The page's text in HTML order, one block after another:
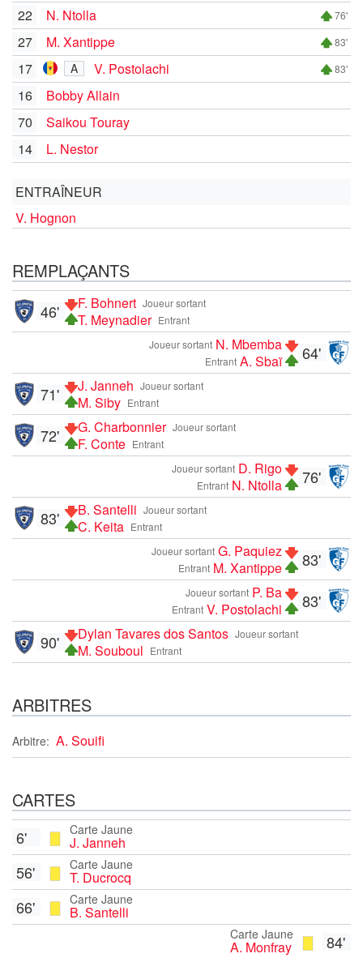
22 N. Ntolla 76'
27 M. Xantippe 83'
17 A V. Postolachi 83'
16
Bobby Allain
70
Saikou Touray
14
L. Nestor
ENTRAÎNEUR
V. Hognon
REMPLAÇANTS
Joueur sortant
F. Bohnert
Entrant
T. Meynadier
46'
64'
Joueur sortant N. Mbemba
Entrant A. Sbaï
Joueur sortant
J. Janneh
Entrant
M. Siby
71'
Joueur sortant
G. Charbonnier
Entrant
F. Conte
72'
76'
Joueur sortant D. Rigo
Entrant N. Ntolla
Joueur sortant
B. Santelli
Entrant
C. Keita
83'
83'
Joueur sortant G. Paquiez
Entrant M. Xantippe
83'
Joueur sortant P. Ba
Entrant V. Postolachi
Joueur sortant
Dylan Tavares dos Santos
Entrant
M. Souboul
90'
ARBITRES
Arbitre: A. Souifi
CARTES
Carte Jaune
J. Janneh
6'
Carte Jaune
T. Ducrocq
56'
Carte Jaune
B. Santelli
66'
84'
Carte Jaune
A. Monfray